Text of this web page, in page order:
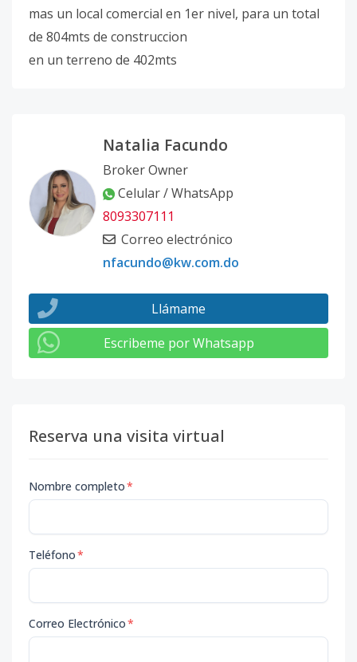
mas un local comercial en 1er nivel, para un total
de 804mts de construccion
en un terreno de 402mts
Natalia Facundo
Broker Owner
Celular / WhatsApp
8093307111
Correo electrónico
nfacundo@kw.com.do
Llámame
Escribeme por Whatsapp
Reserva una visita virtual
Nombre completo*
Teléfono*
Correo Electrónico*